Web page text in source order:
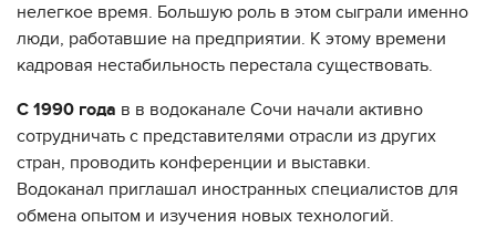
нелегкое время. Большую роль в этом сыграли именно
люди, работавшие на предприятии. К этому времени
кадровая нестабильность перестала существовать.
С 1990 года в в водоканале Сочи начали активно
сотрудничать с представителями отрасли из других
стран, проводить конференции и выставки.
Водоканал приглашал иностранных специалистов для
обмена опытом и изучения новых технологий.